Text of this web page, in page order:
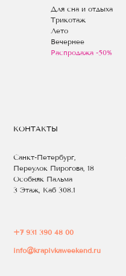
Санкт-Петербург,
Переулок Пирогова, 18
Особняк Пальма
3 Этаж, Каб 308.1
+7 931 390 48 00
КОНТАКТЫ
info@krapivkaweekend.ru
Для сна и отдыха
Трикотаж
Лето
Вечернее
Распродажа -50%